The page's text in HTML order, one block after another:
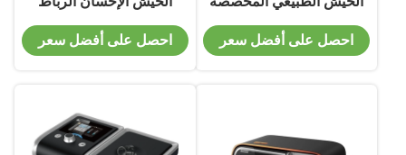
أكياس التسوق البقالة
احصل على أفضل سعر
حقيبة عيد الميلاد مع نافذة
واضحة
احصل على أفضل سعر